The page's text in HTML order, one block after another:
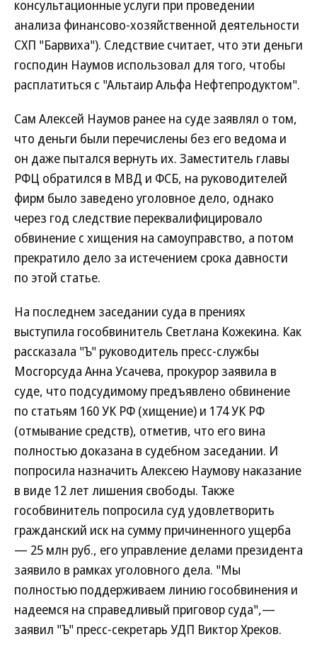
консультационные услуги при проведении
анализа финансово-хозяйственной деятельности
СХП "Барвиха"). Следствие считает, что эти деньги
господин Наумов использовал для того, чтобы
расплатиться с "Альтаир Альфа Нефтепродуктом".
Сам Алексей Наумов ранее на суде заявлял о том,
что деньги были перечислены без его ведома и
он даже пытался вернуть их. Заместитель главы
РФЦ обратился в МВД и ФСБ, на руководителей
фирм было заведено уголовное дело, однако
через год следствие переквалифицировало
обвинение с хищения на самоуправство, а потом
прекратило дело за истечением срока давности
по этой статье.
На последнем заседании суда в прениях
выступила гособвинитель Светлана Кожекина. Как
рассказала "Ъ" руководитель пресс-службы
Мосгорсуда Анна Усачева, прокурор заявила в
суде, что подсудимому предъявлено обвинение
по статьям 160 УК РФ (хищение) и 174 УК РФ
(отмывание средств), отметив, что его вина
полностью доказана в судебном заседании. И
попросила назначить Алексею Наумову наказание
в виде 12 лет лишения свободы. Также
гособвинитель попросила суд удовлетворить
гражданский иск на сумму причиненного ущерба
— 25 млн руб., его управление делами президента
заявило в рамках уголовного дела. "Мы
полностью поддерживаем линию гособвинения и
надеемся на справедливый приговор суда",—
заявил "Ъ" пресс-секретарь УДП Виктор Хреков.